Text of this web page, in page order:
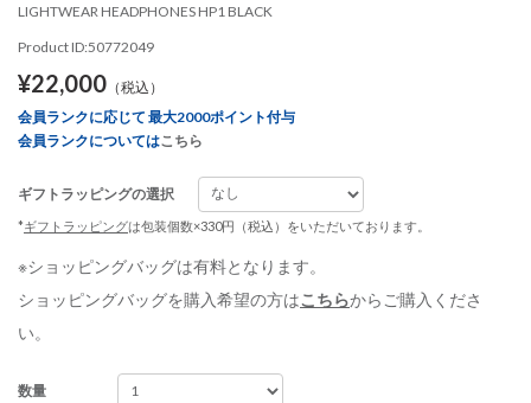
LIGHTWEAR HEADPHONES HP1 BLACK
Product ID:50772049
¥22,000 （税込）
会員ランクに応じて 最大2000ポイント付与
会員ランクについてはこちら
ギフトラッピングの選択
*ギフトラッピングは包装個数×330円（税込）をいただいております。
※ショッピングバッグは有料となります。
ショッピングバッグを購入希望の方はこちらからご購入くださ
い。
数量